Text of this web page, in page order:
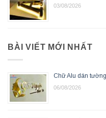
03/08/2026
BÀI VIẾT MỚI NHẤT
Chữ Alu dán
06/08/2026